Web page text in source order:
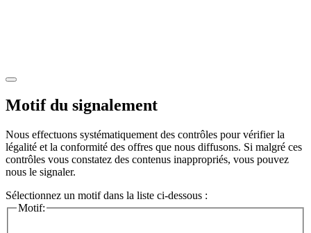
Motif du signalement
Nous effectuons systématiquement des contrôles pour vérifier la
légalité et la conformité des offres que nous diffusons. Si malgré ces
contrôles vous constatez des contenus inappropriés, vous pouvez
nous le signaler.
Sélectionnez un motif dans la liste ci-dessous :
Motif: